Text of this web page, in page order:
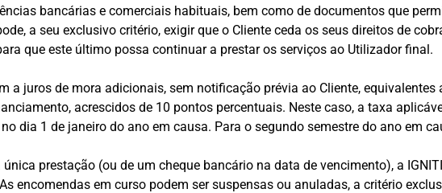
bancárias e comerciais habituais, bem como de documentos que
a seu exclusivo critério, exigir que o Cliente ceda os seus direitos de
que este último possa continuar a prestar os serviços ao Utilizador final.
a juros de mora adicionais, sem notificação prévia ao Cliente,
acrescidos de 10 pontos percentuais. Neste caso, a taxa
dia 1 de janeiro do ano em causa. Para o segundo semestre do ano em
prestação (ou de um cheque bancário na data de vencimento), a
encomendas em curso podem ser suspensas ou anuladas, a critério